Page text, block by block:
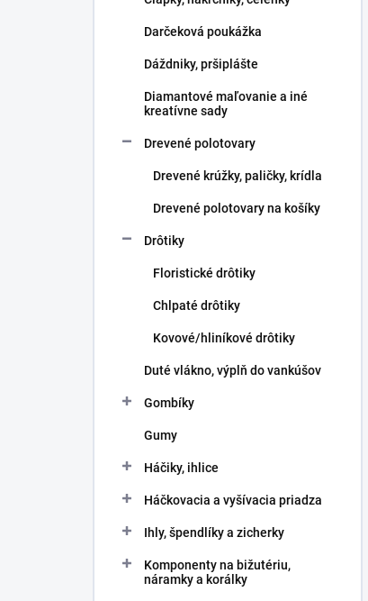
Darčeková poukážka
Dáždniky, pršiplášte
Diamantové maľovanie a iné
kreatívne sady
Drevené polotovary
Drevené krúžky, paličky, krídla
Drevené polotovary na košíky
Drôtiky
Floristické drôtiky
Chlpaté drôtiky
Kovové/hliníkové drôtiky
Duté vlákno, výplň do vankúšov
Gombíky
Gumy
Háčiky, ihlice
Háčkovacia a vyšívacia priadza
Ihly, špendlíky a zicherky
Komponenty na bižutériu,
náramky a korálky